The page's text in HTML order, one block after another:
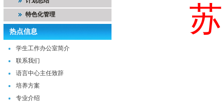
特色化管理
热点信息
学生工作办公室简介
联系我们
语言中心主任致辞
培养方案
专业介绍